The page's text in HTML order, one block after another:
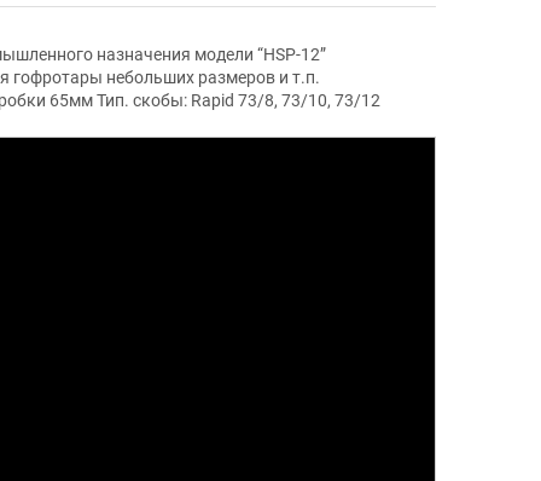
назначения модели “HSP-12”
гофротары небольших размеров и т.п.
65мм Тип. скобы: Rapid 73/8, 73/10, 73/12